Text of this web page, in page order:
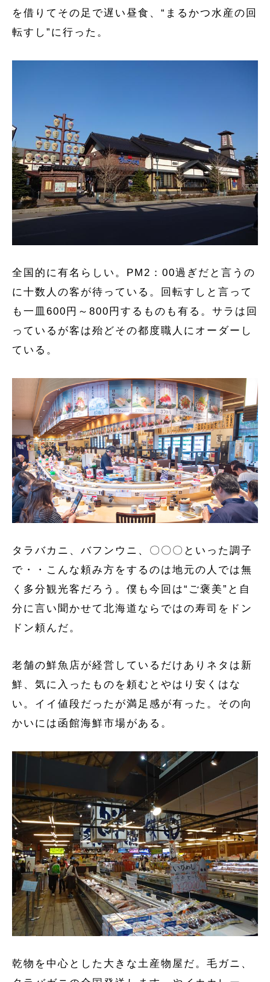
を借りてその足で遅い昼食、“まるかつ水産の回
転すし”に行った。
全国的に有名らしい。PM2：00過ぎだと言うの
に十数人の客が待っている。回転すしと言って
も一皿600円～800円するものも有る。サラは回
っているが客は殆どその都度職人にオーダーし
ている。
タラバカニ、バフンウニ、〇〇〇といった調子
で・・こんな頼み方をするのは地元の人では無
く多分観光客だろう。僕も今回は“ご褒美”と自
分に言い聞かせて北海道ならではの寿司をドン
ドン頼んだ。
老舗の鮮魚店が経営しているだけありネタは新
鮮、気に入ったものを頼むとやはり安くはな
い。イイ値段だったが満足感が有った。その向
かいには函館海鮮市場がある。
乾物を中心とした大きな土産物屋だ。毛ガニ、